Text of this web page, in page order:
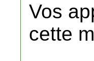
Vos
cette